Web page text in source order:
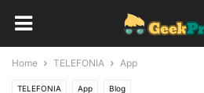
Home TELEFONIA App
TELEFONIA App Blog